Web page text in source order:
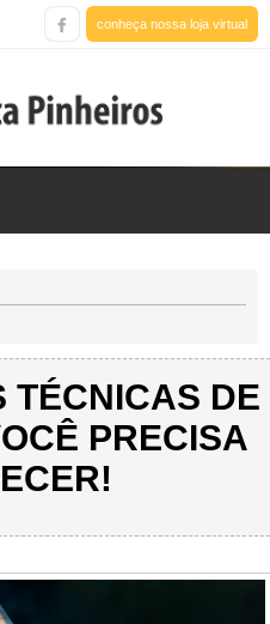
conheça nossa loja virtual
TÉCNICAS DE
PRECISA